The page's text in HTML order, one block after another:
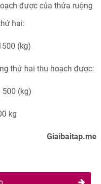
được của thửa ruộng
hai:
(kg)
thứ hai thu hoạch được:
500 (kg)
kg
Giaibaitap.me